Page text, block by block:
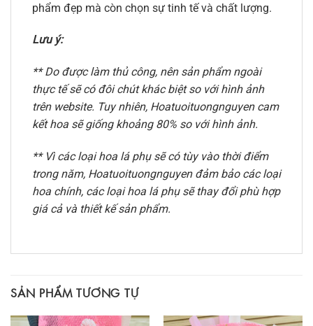
phẩm đẹp mà còn chọn sự tinh tế và chất lượng.
Lưu ý:
** Do được làm thủ công, nên sản phẩm ngoài
thực tế sẽ có đôi chút khác biệt so với hình ảnh
trên website. Tuy nhiên, Hoatuoituongnguyen cam
kết hoa sẽ giống khoảng 80% so với hình ảnh.
** Vì các loại hoa lá phụ sẽ có tùy vào thời điểm
trong năm, Hoatuoituongnguyen đảm bảo các loại
hoa chính, các loại hoa lá phụ sẽ thay đổi phù hợp
giá cả và thiết kế sản phẩm.
SẢN PHẨM TƯƠNG TỰ